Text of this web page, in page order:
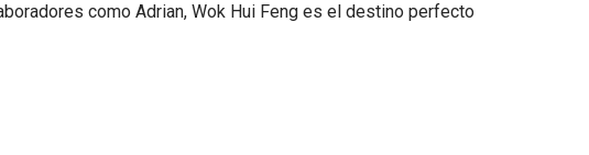
como Adrian, Wok Hui Feng es el destino perfecto